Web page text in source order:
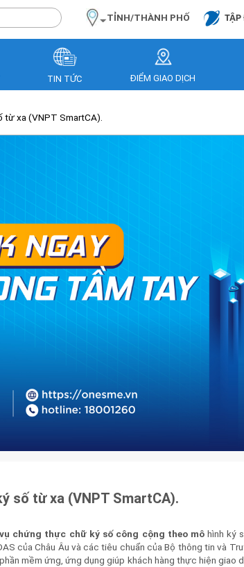
TỈNH/THÀNH PHỐ TẬP
TIN TỨC ĐIỂM GIAO DỊCH
từ xa (VNPT SmartCA).
số từ xa (VNPT SmartCA).
chứng thực chữ ký số công cộng theo môhình ký
của Châu Âu và các tiêu chuẩn của Bộ thông tin và
mềm ứng, ứng dụng giúp khách hàng thực hiện giao